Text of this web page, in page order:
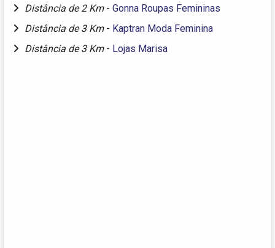
Distância de 2 Km - Gonna Roupas Femininas
Distância de 3 Km - Kaptran Moda Feminina
Distância de 3 Km - Lojas Marisa